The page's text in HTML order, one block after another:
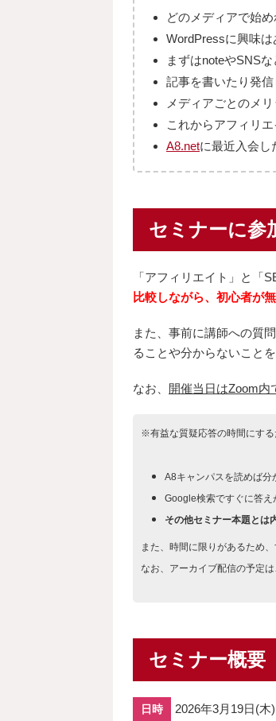
どのメディアで始
WordPressに興味
まずはnoteやSNS
記事を書いたり発
メディアごとのメ
これからアフィリ
A8.netに最近入会し
セミナーに参
「アフィリエイト」と「
比較しながら、初心者が
また、事前に講師への質
ることや分からないこと
なお、 開催当日はZoom内
※有益な質疑応答の時間にする
A8キャンパスを読めば分
Google検索ですぐに答え
その他セミナー本題とは
また、時間に限りがあるため
なお、アーカイブ配信の予定
セミナー概要
日時 2026年3月19日(木